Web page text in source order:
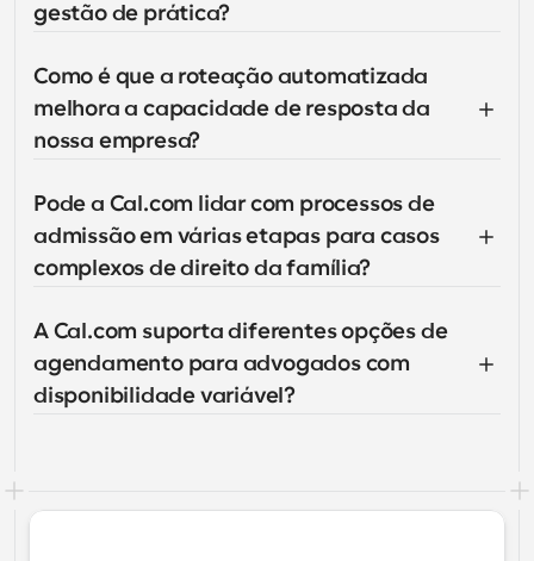
gestão de prática?
Como é que a roteação automatizada
melhora a capacidade de resposta da
nossa empresa?
Pode a Cal.com lidar com processos de
admissão em várias etapas para casos
complexos de direito da família?
A Cal.com suporta diferentes opções de
agendamento para advogados com
disponibilidade variável?